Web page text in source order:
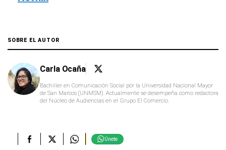
SOBRE EL AUTOR
Carla Ocaña
Bachiller en Comunicación Social por la Universidad Nacional Mayor
de San Marcos (UNMSM). Actualmente se desempeña como redactora
del Núcleo de Audiencias en el Grupo El Comercio.
Únete